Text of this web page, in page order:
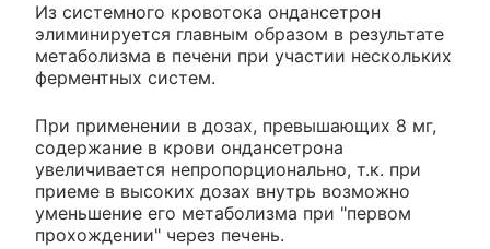
Из системного кровотока ондансетрон
элиминируется главным образом в результате
метаболизма в печени при участии нескольких
ферментных систем.
При применении в дозах, превышающих 8 мг,
содержание в крови ондансетрона
увеличивается непропорционально, т.к. при
приеме в высоких дозах внутрь возможно
уменьшение его метаболизма при "первом
прохождении" через печень.